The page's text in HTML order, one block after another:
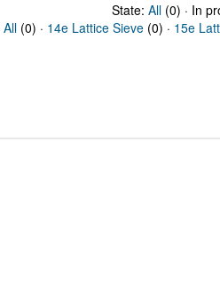
State: All(0) · In
All (0) · 14e Lattice Sieve (0) · 15e